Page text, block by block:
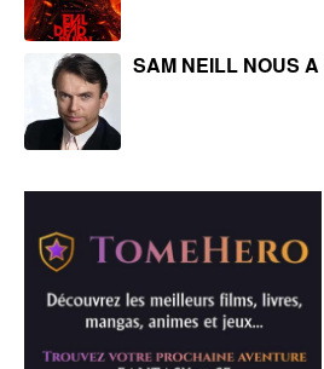
SAM NEILL NOUS A